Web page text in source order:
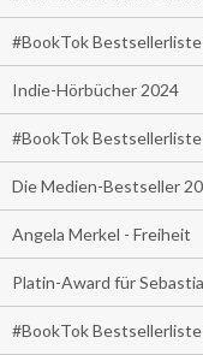
#BookTok
Indie-Hörbücher 2024
#BookTok
Die Medien-Bestseller
Angela Merkel - Freiheit
Platin-Award für
#BookTok